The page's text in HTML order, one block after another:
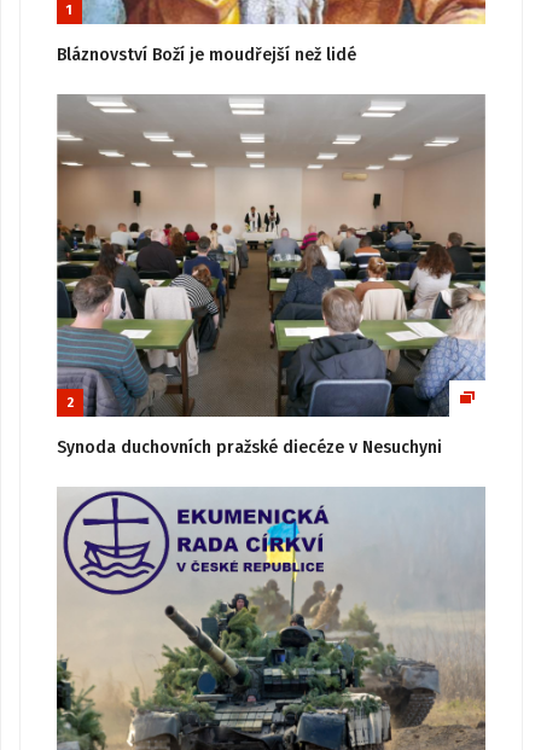
1
Bláznovství Boží je moudřejší než lidé
2
Synoda duchovních pražské diecéze v Nesuchyni